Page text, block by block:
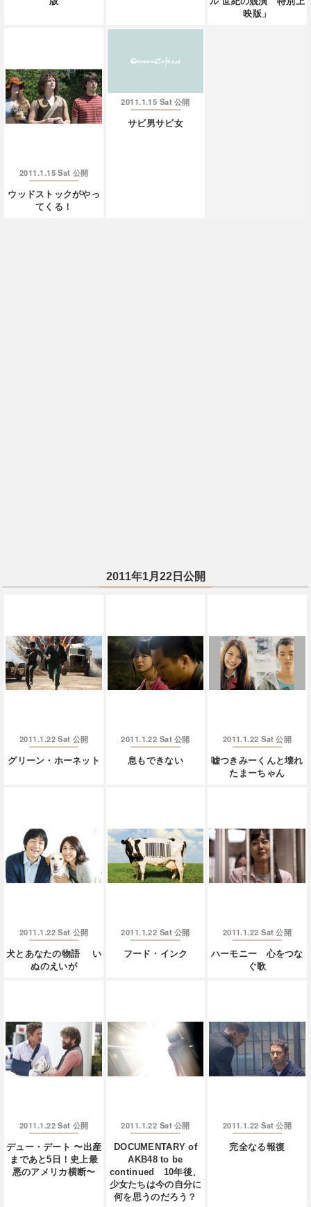
映版」
2011.1.15 Sat 公開
ウッドストックがやっ
てくる！
2011.1.15 Sat 公開
サビ男サビ女
2011年1月22日公開
2011.1.22 Sat 公開
グリーン・ホーネット
2011.1.22 Sat 公開
息もできない
2011.1.22 Sat 公開
嘘つきみーくんと壊れ
たまーちゃん
2011.1.22 Sat 公開
犬とあなたの物語 い
ぬのえいが
2011.1.22 Sat 公開
フード・インク
2011.1.22 Sat 公開
ハーモニー 心をつな
ぐ歌
2011.1.22 Sat 公開
デュー・デート 〜出産
まであと5日！史上最
悪のアメリカ横断〜
2011.1.22 Sat 公開
DOCUMENTARY of
AKB48 to be
continued 10年後、
少女たちは今の自分に
何を思うのだろう？
2011.1.22 Sat 公開
完全なる報復